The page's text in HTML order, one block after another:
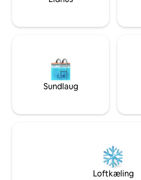
Sundlaug
Loftkæling